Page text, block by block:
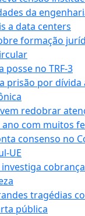
da
a data centers
formação
posse no TRF-3
prisão por dívida
redobrar
com muitos
consenso no
UE
tragédias
pública